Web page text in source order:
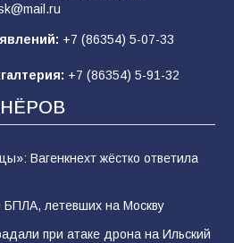
последнего: герой
+7 (86354) 5-07-33
+7 (86354) 5-91-32
Вагенкнехт жёстко ответила
летевших на Москву
при атаке дрона на Ильский